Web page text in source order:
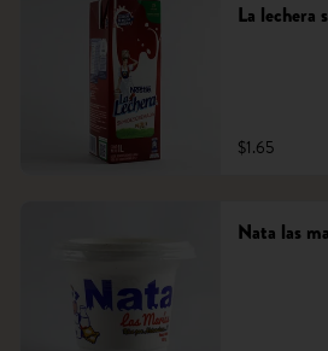
La lechera
$1.65
Nata las